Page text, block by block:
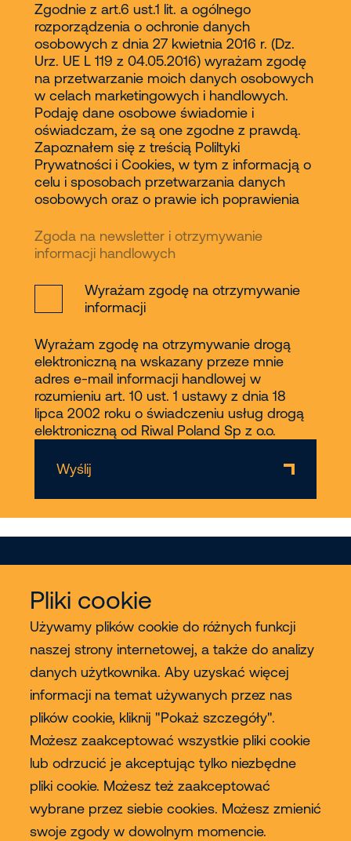
Pliki cookie
Używamy plików cookie do różnych funkcji
naszej strony internetowej, a także do analizy
danych użytkownika. Aby uzyskać więcej
informacji na temat używanych przez nas
plików cookie, kliknij "Pokaż szczegóły".
Możesz zaakceptować wszystkie pliki cookie
lub odrzucić je akceptując tylko niezbędne
pliki cookie. Możesz też zaakceptować
wybrane przez siebie cookies. Możesz zmienić
swoje zgody w dowolnym momencie.
Zgodnie z art.6 ust.1 lit. a ogólnego
rozporządzenia o ochronie danych
osobowych z dnia 27 kwietnia 2016 r. (Dz.
Urz. UE L 119 z 04.05.2016) wyrażam zgodę
na przetwarzanie moich danych osobowych
w celach marketingowych i handlowych.
Podaję dane osobowe świadomie i
oświadczam, że są one zgodne z prawdą.
Zapoznałem się z treścią Poliltyki
Prywatności i Cookies, w tym z informacją o
celu i sposobach przetwarzania danych
osobowych oraz o prawie ich poprawienia
Zgoda na newsletter i otrzymywanie
informacji handlowych
Wyrażam zgodę na otrzymywanie
informacji
Wyrażam zgodę na otrzymywanie drogą
elektroniczną na wskazany przeze mnie
adres e-mail informacji handlowej w
rozumieniu art. 10 ust. 1 ustawy z dnia 18
lipca 2002 roku o świadczeniu usług drogą
elektroniczną od Riwal Poland Sp z o.o.
Wyślij
Usługi
Sprzedaż
Contact
Więcej